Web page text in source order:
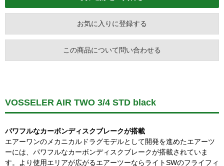
お気に入りに登録する
この商品について問い合わせる
VOSSELER AIR TWO 3/4 STD black
パワフルなカーボンディスクブレークが搭載
エアーワンのメカニカルドラグモデルとして開発を進めたエアーツ
ーには、パワフルなカーボンディスクブレークが搭載されていま
す。より使用エリアが広がるエアーツーならライトSWのフライフィ